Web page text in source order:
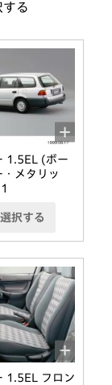
る
1.5EL (ボー
メタリッ
選択する
1.5EL フロン